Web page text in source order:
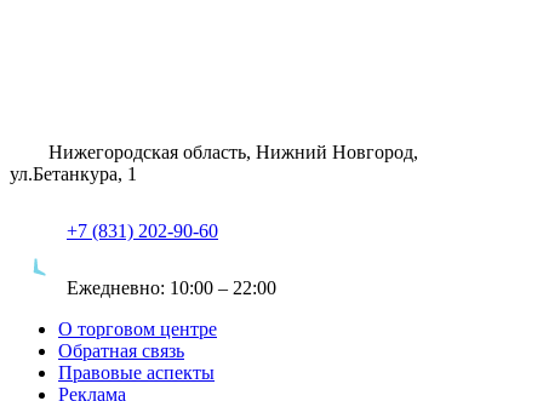
Нижегородская область, Нижний Новгород,
ул.Бетанкура, 1
+7 (831) 202-90-60
Ежедневно: 10:00 – 22:00
О торговом центре
Обратная связь
Правовые аспекты
Реклама